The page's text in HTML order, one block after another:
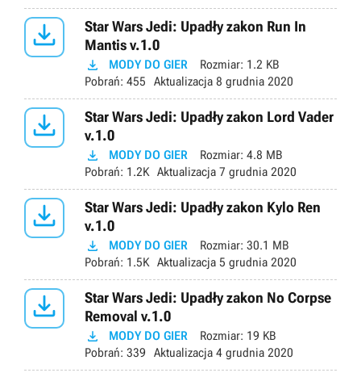

Star Wars Jedi: Upadły zakon Run In
Mantis v.1.0
 MODY DO GIER Rozmiar: 1.2 KB
Pobrań: 455 Aktualizacja 8 grudnia 2020

Star Wars Jedi: Upadły zakon Lord Vader
v.1.0
 MODY DO GIER Rozmiar: 4.8 MB
Pobrań: 1.2K Aktualizacja 7 grudnia 2020

Star Wars Jedi: Upadły zakon Kylo Ren
v.1.0
 MODY DO GIER Rozmiar: 30.1 MB
Pobrań: 1.5K Aktualizacja 5 grudnia 2020

Star Wars Jedi: Upadły zakon No Corpse
Removal v.1.0
 MODY DO GIER Rozmiar: 19 KB
Pobrań: 339 Aktualizacja 4 grudnia 2020